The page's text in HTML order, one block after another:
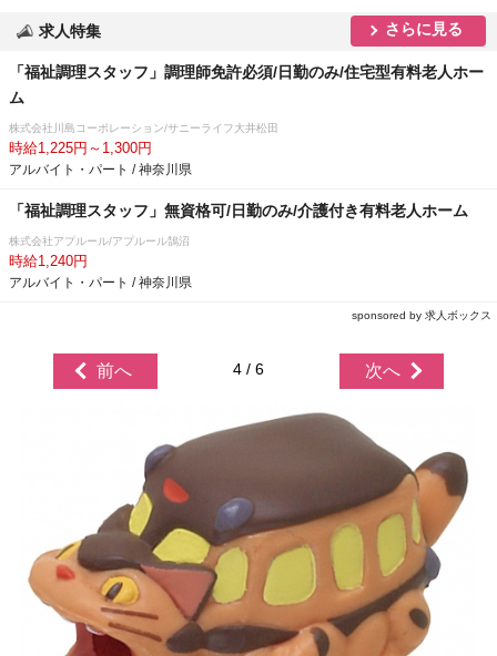
求人特集 さらに見る
「福祉調理スタッフ」調理師免許必須/日勤のみ/住宅型有料老人ホー
ム
株式会社川島コーポレーション/サニーライフ大井松田
時給1,225円～1,300円
アルバイト・パート / 神奈川県
「福祉調理スタッフ」無資格可/日勤のみ/介護付き有料老人ホーム
株式会社アプルール/アプルール鵠沼
時給1,240円
アルバイト・パート / 神奈川県
sponsored by 求人ボックス
前へ 4 / 6 次へ